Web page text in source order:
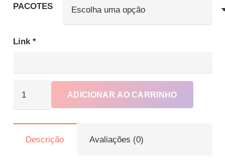
R$0.99
através
PACOTES
Link *
Curtidas
Com
ADICIONAR AO CARRINHO
Descrição Avaliações (0)